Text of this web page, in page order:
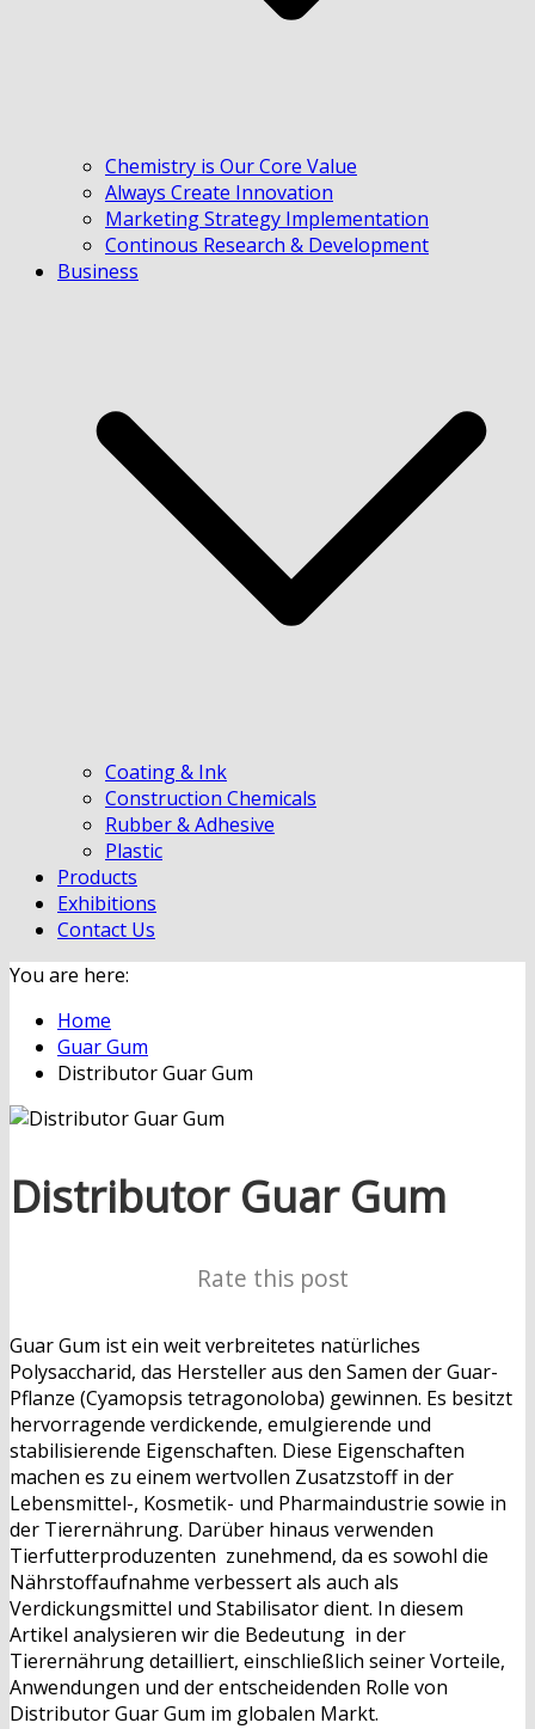
Chemistry is Our Core Value
Always Create Innovation
Marketing Strategy Implementation
Continous Research & Development
Business
Coating & Ink
Construction Chemicals
Rubber & Adhesive
Plastic
Products
Exhibitions
Contact Us
You are here:
Home
Guar Gum
Distributor Guar Gum
Distributor Guar Gum
Rate this post
Guar Gum ist ein weit verbreitetes natürliches
Polysaccharid, das Hersteller aus den Samen der Guar-
Pflanze (Cyamopsis tetragonoloba) gewinnen. Es besitzt
hervorragende verdickende, emulgierende und
stabilisierende Eigenschaften. Diese Eigenschaften
machen es zu einem wertvollen Zusatzstoff in der
Lebensmittel-, Kosmetik- und Pharmaindustrie sowie in
der Tierernährung. Darüber hinaus verwenden
Tierfutterproduzenten zunehmend, da es sowohl die
Nährstoffaufnahme verbessert als auch als
Verdickungsmittel und Stabilisator dient. In diesem
Artikel analysieren wir die Bedeutung in der
Tierernährung detailliert, einschließlich seiner Vorteile,
Anwendungen und der entscheidenden Rolle von
Distributor Guar Gum im globalen Markt.